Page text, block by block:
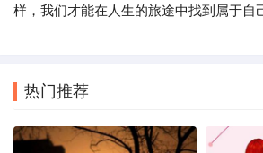
样，我们才能在人生的旅途中找到属于自
热门推荐